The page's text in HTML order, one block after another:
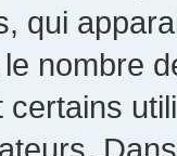
qui
nombre
certains